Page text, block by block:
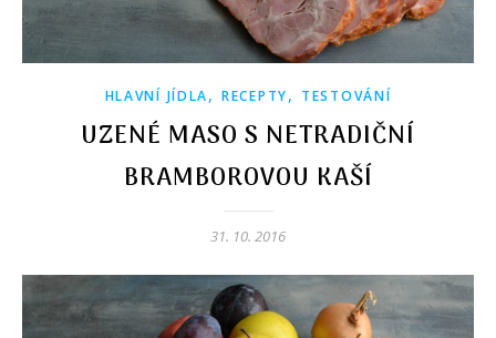
HLAVNÍ JÍDLA,RECEPTY, TESTOVÁNÍ
UZENÉ MASO S NETRADIČNÍ
BRAMBOROVOU KAŠÍ
31. 10. 2016